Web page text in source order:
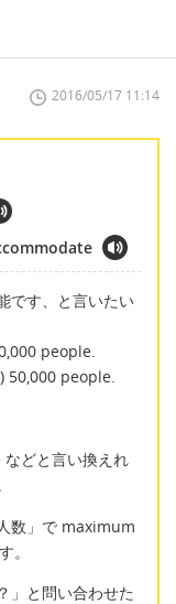
2016/05/17 11:14
です、と言いたい
people.
50,000 people.
どと言い換えれ
数」で maximum
。
」と問い合わせた